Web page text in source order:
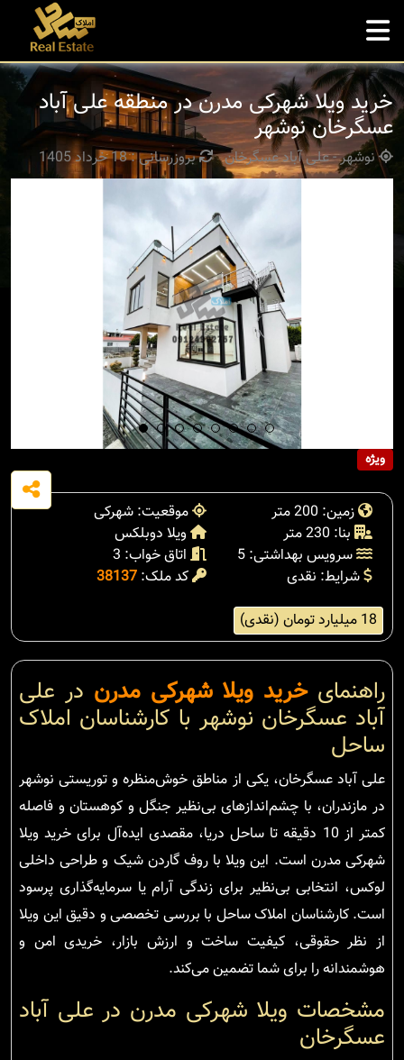
خرید ویلا شهرکی مدرن در منطقه علی آباد
عسگرخان نوشهر
نوشهر - علی آباد عسگرخان بروزرسانی : 18 خرداد 1405
ویژه
زمین: 200 متر
موقعیت: شهرکی
بنا: 230 متر
ویلا دوبلکس
سرویس بهداشتی: 5
اتاق خواب: 3
شرایط: نقدی
کد ملک: 38137
18 میلیارد تومان (نقدی)
راهنمایخرید ویلا شهرکی مدرن در علی
آباد عسگرخان نوشهر با کارشناسان املاک
ساحل
علی آباد عسگرخان، یکی از مناطق خوش‌منظره و توریستی نوشهر
در مازندران، با چشم‌اندازهای بی‌نظیر جنگل و کوهستان و فاصله
کمتر از 10 دقیقه تا ساحل دریا، مقصدی ایده‌آل برای خرید ویلا
شهرکی مدرن است. این ویلا با روف گاردن شیک و طراحی داخلی
لوکس، انتخابی بی‌نظیر برای زندگی آرام یا سرمایه‌گذاری پرسود
است. کارشناسان املاک ساحل با بررسی تخصصی و دقیق این ویلا
از نظر حقوقی، کیفیت ساخت و ارزش بازار، خریدی امن و
هوشمندانه را برای شما تضمین می‌کند.
مشخصات ویلا شهرکی مدرن در علی آباد
عسگرخان